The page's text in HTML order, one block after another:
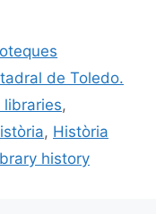
de Toledo.
libraries,
, Història
history